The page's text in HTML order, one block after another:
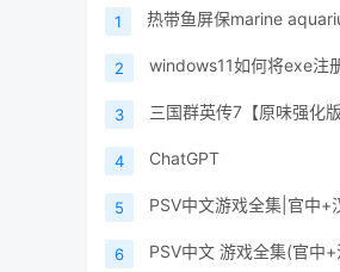
1 热带鱼屏保marine
2 windows11如何将exe注
3 三国群英传7【原味强化
4 ChatGPT
5 PSV中文游戏全集|官中+
6 PSV中文 游戏全集(官中